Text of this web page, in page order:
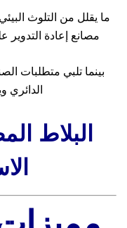
ما يقلل من التلوث
مصانع إعادة التدوير
بينما تلبي متطلبات
البلاط